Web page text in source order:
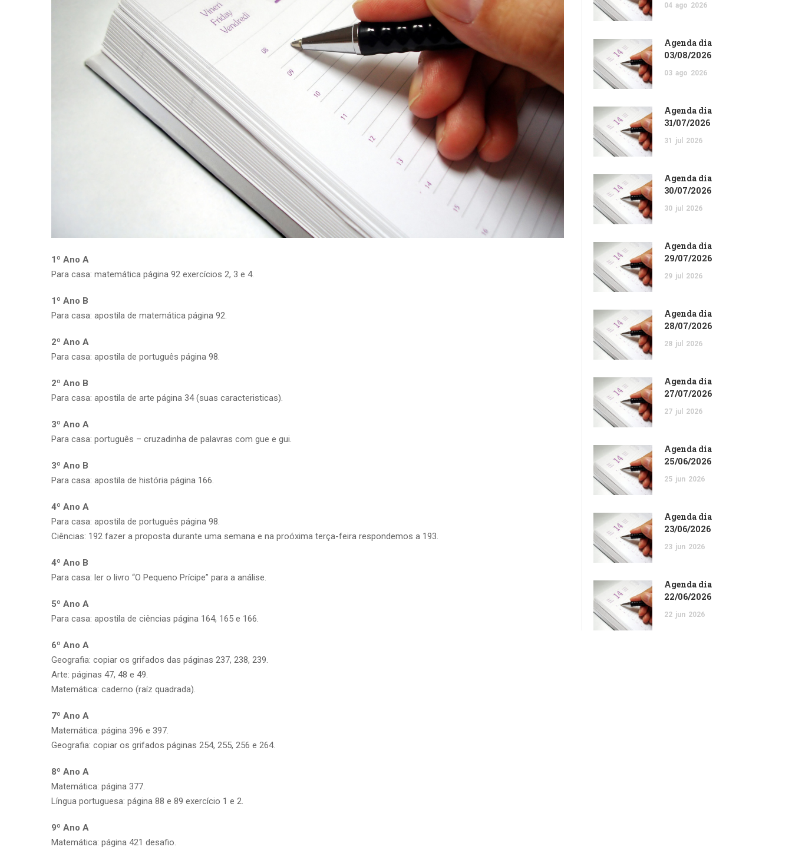
1º Ano A
Para casa: matemática página 92 exercícios 2, 3 e 4.
1º Ano B
Para casa: apostila de matemática página 92.
2º Ano A
Para casa: apostila de português página 98.
2º Ano B
Para casa: apostila de arte página 34 (suas caracteristicas).
3º Ano A
Para casa: português – cruzadinha de palavras com gue e gui.
3º Ano B
Para casa: apostila de história página 166.
4º Ano A
Para casa: apostila de português página 98.
Ciências: 192 fazer a proposta durante uma semana e na proóxima terça-feira respondemos a 193.
4º Ano B
Para casa: ler o livro “O Pequeno Prícipe” para a análise.
5º Ano A
Para casa: apostila de ciências página 164, 165 e 166.
6º Ano A
Geografia: copiar os grifados das páginas 237, 238, 239.
Arte: páginas 47, 48 e 49.
Matemática: caderno (raíz quadrada).
7º Ano A
Matemática: página 396 e 397.
Geografia: copiar os grifados páginas 254, 255, 256 e 264.
8º Ano A
Matemática: página 377.
Língua portuguesa: página 88 e 89 exercício 1 e 2.
9º Ano A
Matemática: página 421 desafio.
04 ago 2026
Agenda dia
03/08/2026
03 ago 2026
Agenda dia
31/07/2026
31 jul 2026
Agenda dia
30/07/2026
30 jul 2026
Agenda dia
29/07/2026
29 jul 2026
Agenda dia
28/07/2026
28 jul 2026
Agenda dia
27/07/2026
27 jul 2026
Agenda dia
25/06/2026
25 jun 2026
Agenda dia
23/06/2026
23 jun 2026
Agenda dia
22/06/2026
22 jun 2026